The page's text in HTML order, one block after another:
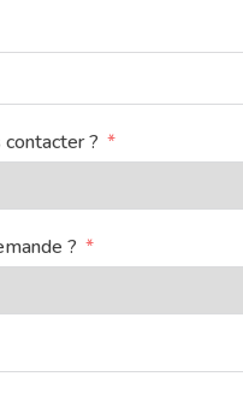
?
?